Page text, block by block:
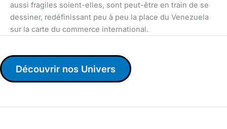
aussi fragiles soient-elles, sont peut-être en train de se
dessiner, redéfinissant peu à peu la place du Venezuela
sur la carte du commerce international.
Découvrir nos Univers